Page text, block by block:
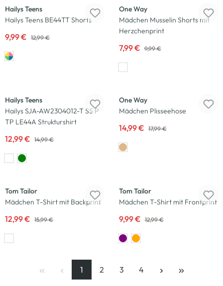
Hailys Teens
Hailys Teens BE44TT Shorts
9,99 € 12,99 €
One Way
Mädchen Musselin Shorts mit
Herzchenprint
7,99 € 9,99 €
Hailys Teens
Hailys SJA-AW2304012-T SS P
TP LE44A Strukturshirt
12,99 € 14,99 €
One Way
Mädchen Plisseehose
14,99 € 17,99 €
Tom Tailor
Mädchen T-Shirt mit Backprint
12,99 € 15,99 €
Tom Tailor
Mädchen T-Shirt mit Frontprint
9,99 € 12,99 €
Seite
1
, aktuelle Seite
Seite
2
Seite
3
Seite
4